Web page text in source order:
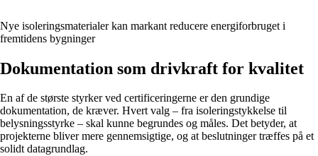
Nye isoleringsmaterialer kan markant reducere energiforbruget i
fremtidens bygninger
Dokumentation som drivkraft for kvalitet
En af de største styrker ved certificeringerne er den grundige
dokumentation, de kræver. Hvert valg – fra isoleringstykkelse til
belysningsstyrke – skal kunne begrundes og måles. Det betyder, at
projekterne bliver mere gennemsigtige, og at beslutninger træffes på et
solidt datagrundlag.